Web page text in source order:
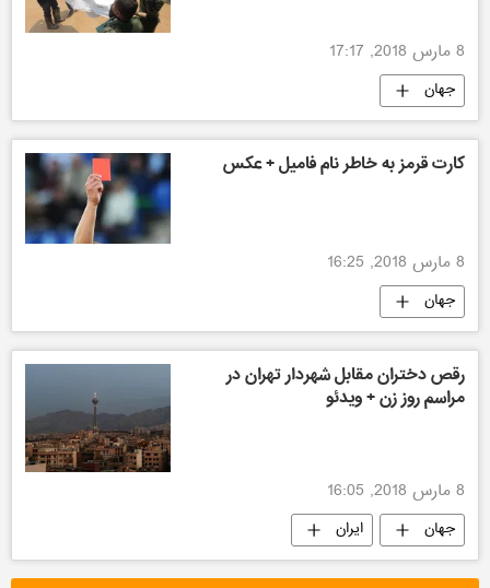
8 مارس 2018, 17:17
جهان
کارت قرمز به خاطر نام فامیل + عکس
8 مارس 2018, 16:25
جهان
رقص دختران مقابل شهردار تهران در
مراسم روز زن + ویدئو
8 مارس 2018, 16:05
جهان ایران